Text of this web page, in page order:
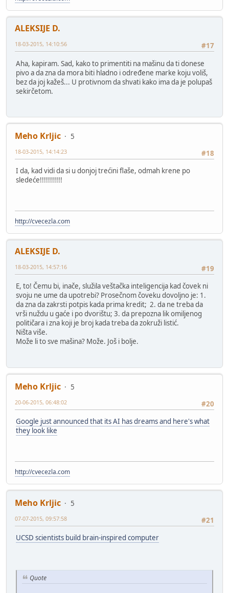
ALEKSIJE D.
#17
18-03-2015, 14:10:56
Aha, kapiram. Sad, kako to primentiti na mašinu da ti donese
pivo a da zna da mora biti hladno i određene marke koju voliš,
bez da joj kažeš... U protivnom da shvati kako ima da je polupaš
sekirčetom.
Meho Krljic
5
#18
18-03-2015, 14:14:23
I da, kad vidi da si u donjoj trećini flaše, odmah krene po
sledeće!!!!!!!!!!!
http://cvecezla.com
ALEKSIJE D.
#19
18-03-2015, 14:57:16
E, to! Čemu bi, inače, služila veštačka inteligencija kad čovek ni
svoju ne ume da upotrebi? Prosečnom čoveku dovoljno je: 1.
da zna da zakrsti potpis kada prima kredit; 2. da ne treba da
vrši nuždu u gaće i po dvorištu; 3. da prepozna lik omiljenog
političara i zna koji je broj kada treba da zokruži listić.
Ništa više.
Može li to sve mašina? Može. Još i bolje.
Meho Krljic
5
#20
20-06-2015, 06:48:02
Google just announced that its AI has dreams and here's what
they look like
http://cvecezla.com
Meho Krljic
5
#21
07-07-2015, 09:57:58
UCSD scientists build brain-inspired computer
Quote